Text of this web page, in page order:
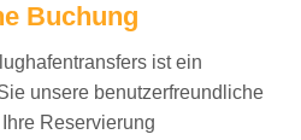
Buchung
ist ein
unsere benutzerfreundliche
Reservierung